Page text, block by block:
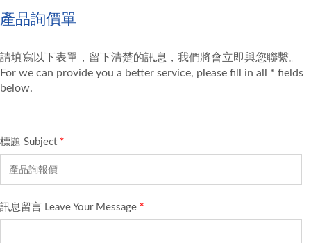
產品詢價單
請填寫以下表單，留下清楚的訊息，我們將會立即與您聯繫。
For we can provide you a better service, please fill in all * fields
below.
標題 Subject *
訊息留言 Leave Your Message *